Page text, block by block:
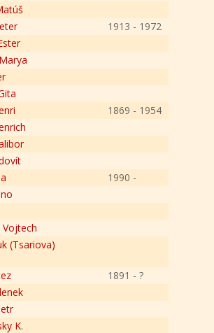
1913 - 1972
1869 - 1954
1990 -
(Tsariova)
1891 - ?
K.